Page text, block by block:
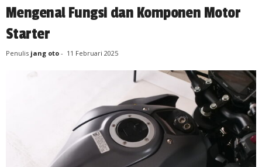
Mengenal Fungsi dan Komponen Motor
Starter
Penulis jang oto - 11 Februari 2025